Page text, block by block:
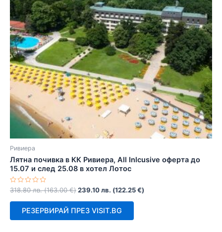
Ривиера
Лятна почивка в КК Ривиера, All Inlcusive оферта до
15.07 и след 25.08 в хотел Лотос
Оценено
с
0
318.80лв. (163.00€)239.10лв. (122.25€)
РЕЗЕРВИРАЙ ПРЕЗ VISIT.BG